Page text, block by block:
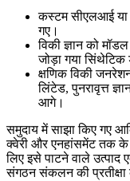
कस्टम सीएलआई
गए।
विकी ज्ञान को
जोड़ा गया
क्षणिक विकी
लिंटेड, पुनरावृत्त
आगे।
समुदाय में साझा किए गए
क्वेरी और एनहांसमेंट तक के
लिए इसे पाटने वाले
संगठन संकलन की प्रतीक्षा